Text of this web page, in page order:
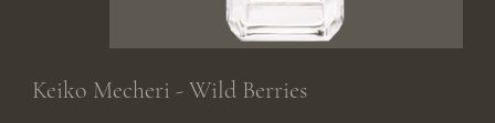
Keiko Mecheri - Wild Berries